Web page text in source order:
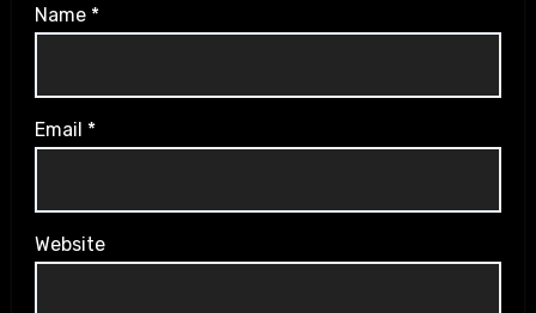
Name *
Email *
Website